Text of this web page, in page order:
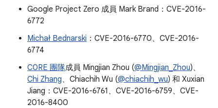
Google Project Zero 成員 Mark Brand：CVE-2016-
6772
Michał Bednarski ：CVE-2016-6770、CVE-2016-
6774
C0RE 團隊成員 Mingjian Zhou (@Mingjian_Zhou)、
Chi Zhang、Chiachih Wu (@chiachih_wu) 和 Xuxian
Jiang：CVE-2016-6761、CVE-2016-6759、CVE-
2016-8400